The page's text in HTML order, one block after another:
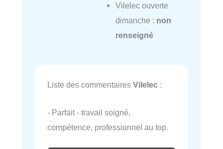
Vilelec ouverte
dimanche : non
renseigné
Liste des commentaires Vilelec :
- Parfait - travail soigné,
compétence, professionnel au top.